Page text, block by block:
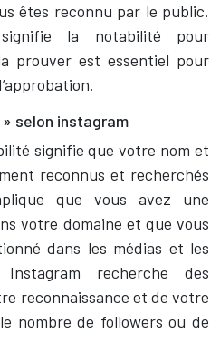
êtes reconnu par le public.
la notabilité pour
prouver est essentiel pour
selon instagram
signifie que votre nom et
reconnus et recherchés
que vous avez une
votre domaine et que vous
dans les médias et les
Instagram recherche des
reconnaissance et de votre
nombre de followers ou de